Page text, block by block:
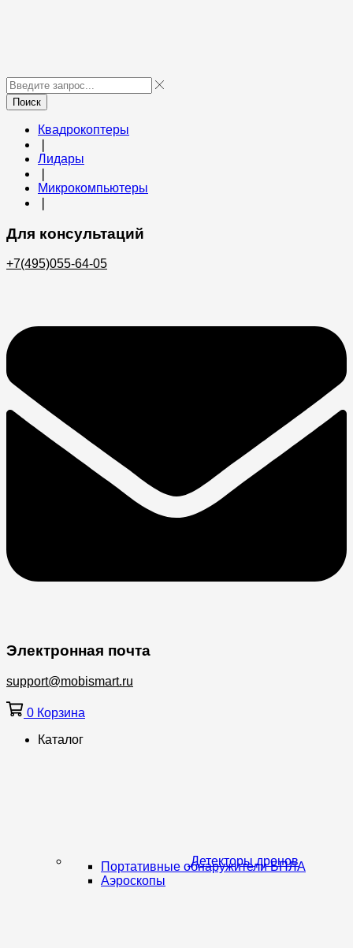
Поиск
Квадрокоптеры
Лидары
Микрокомпьютеры
Для консультаций
+7(495)055-64-05
Электронная почта
support@mobismart.ru
0 Корзина
Каталог
Детекторы дронов
Портативные обнаружители БПЛА
Аэроскопы